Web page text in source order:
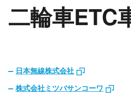
二輪車ETC
日本無線株式会社
株式会社ミツバサンコーワ